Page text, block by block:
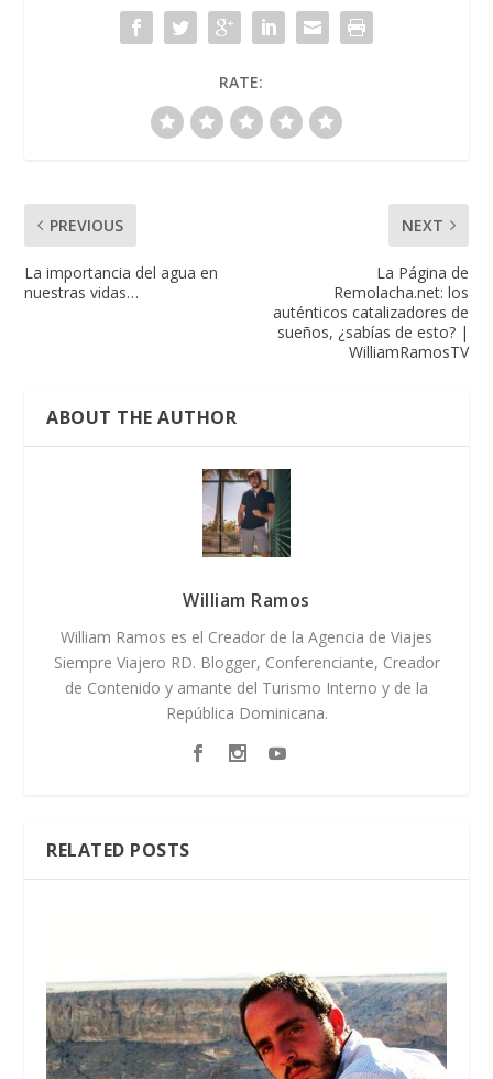
RATE:
PREVIOUS
La importancia del agua en
nuestras vidas…
NEXT
La Página de
Remolacha.net: los
auténticos catalizadores de
sueños, ¿sabías de esto? |
WilliamRamosTV
ABOUT THE AUTHOR
William Ramos
William Ramos es el Creador de la Agencia de Viajes
Siempre Viajero RD. Blogger, Conferenciante, Creador
de Contenido y amante del Turismo Interno y de la
República Dominicana.
RELATED POSTS